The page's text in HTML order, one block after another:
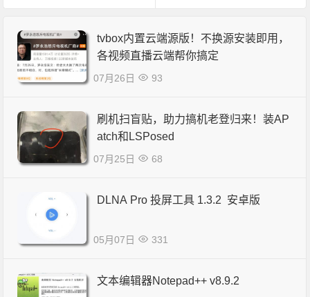
tvbox内置云端源版！不换源安装即用，
各视频直播云端帮你搞定
07月26日 93
刷机扫盲贴，助力搞机老登归来！装AP
atch和LSPosed
07月25日 68
DLNA Pro 投屏工具 1.3.2 安卓版
05月07日 331
文本编辑器Notepad++ v8.9.2